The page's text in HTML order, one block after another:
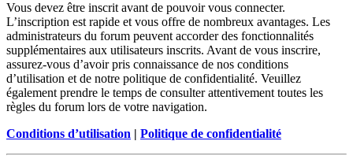
Vous devez être inscrit avant de pouvoir vous connecter.
L’inscription est rapide et vous offre de nombreux avantages. Les
administrateurs du forum peuvent accorder des fonctionnalités
supplémentaires aux utilisateurs inscrits. Avant de vous inscrire,
assurez-vous d’avoir pris connaissance de nos conditions
d’utilisation et de notre politique de confidentialité. Veuillez
également prendre le temps de consulter attentivement toutes les
règles du forum lors de votre navigation.
Conditions d’utilisation | Politique de confidentialité